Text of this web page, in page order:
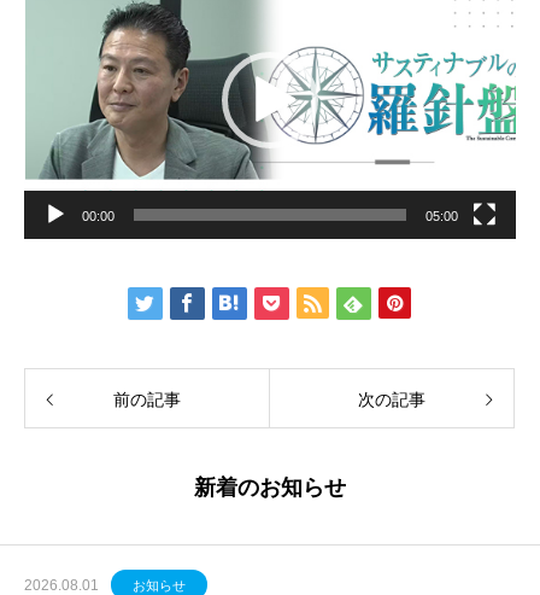
00:00 05:00
前の記事 次の記事
新着のお知らせ
2026.08.01 お知らせ